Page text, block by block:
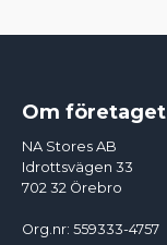
Om företaget
NA Stores AB
Idrottsvägen 33
702 32 Örebro
Org.nr: 559333-4757